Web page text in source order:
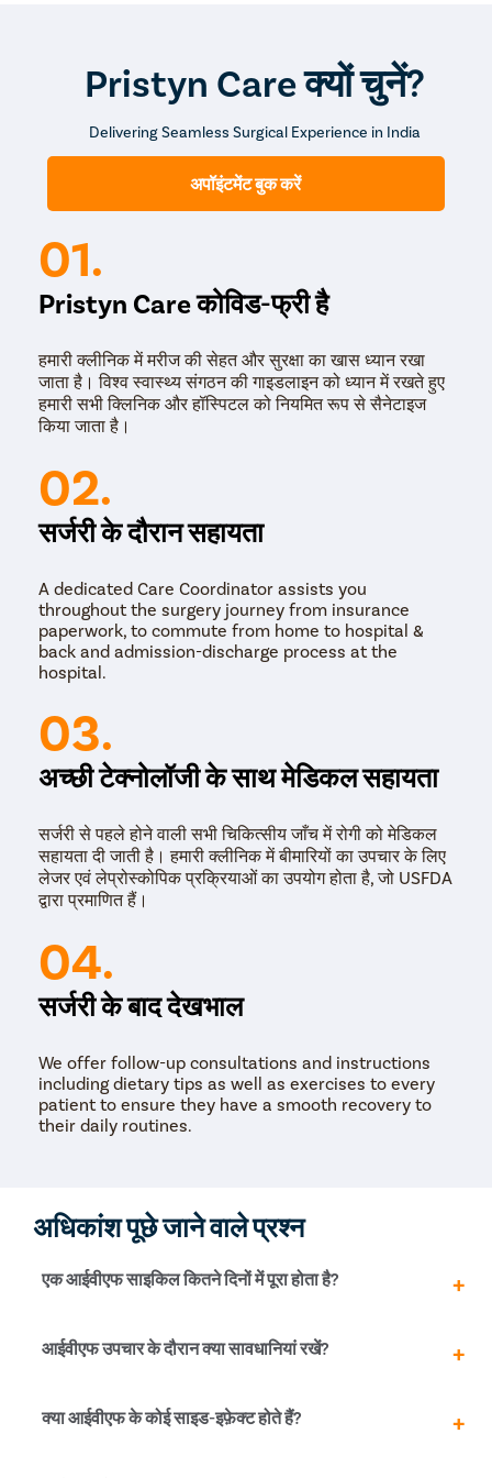
Pristyn Care क्यों चुनें?
Delivering Seamless Surgical Experience in India
अपॉइंटमेंट बुक करें
01.
Pristyn Care कोविड-फ्री है
हमारी क्लीनिक में मरीज की सेहत और सुरक्षा का खास ध्यान रखा
जाता है। विश्व स्वास्थ्य संगठन की गाइडलाइन को ध्यान में रखते हुए
हमारी सभी क्लिनिक और हॉस्पिटल को नियमित रूप से सैनेटाइज
किया जाता है।
02.
सर्जरी के दौरान सहायता
A dedicated Care Coordinator assists you
throughout the surgery journey from insurance
paperwork, to commute from home to hospital &
back and admission-discharge process at the
hospital.
03.
अच्छी टेक्नोलॉजी के साथ मेडिकल सहायता
सर्जरी से पहले होने वाली सभी चिकित्सीय जाँच में रोगी को मेडिकल
सहायता दी जाती है। हमारी क्लीनिक में बीमारियों का उपचार के लिए
लेजर एवं लेप्रोस्कोपिक प्रक्रियाओं का उपयोग होता है, जो USFDA
द्वारा प्रमाणित हैं।
04.
सर्जरी के बाद देखभाल
We offer follow-up consultations and instructions
including dietary tips as well as exercises to every
patient to ensure they have a smooth recovery to
their daily routines.
अधिकांश पूछे जाने वाले प्रश्न
एक आईवीएफ साइकिल कितने दिनों में पूरा होता है?
एक आईवीएफ साइकिल को पूरा होने में कम से कम 4 से 6 हफ़्तों का
आईवीएफ उपचार के दौरान क्या सावधानियां रखें?
आईवीएफ उपचारके दौरान धूम्रपान और शराब से परहेज करना
क्या आईवीएफ के कोई साइड-इफ़ेक्ट होते हैं?